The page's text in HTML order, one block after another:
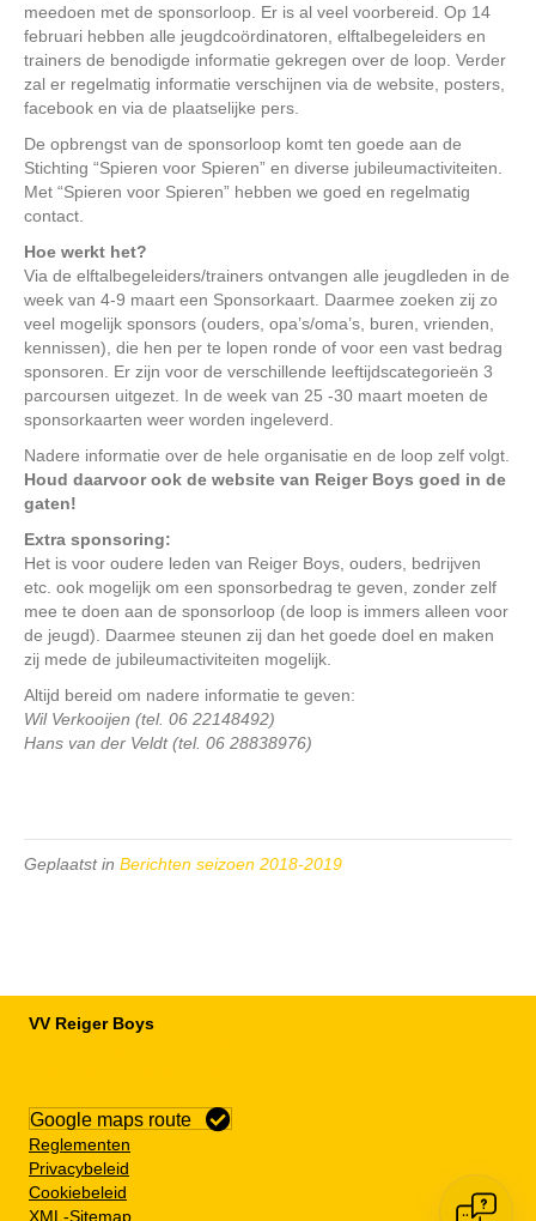
meedoen met de sponsorloop. Er is al veel voorbereid. Op 14
februari hebben alle jeugdcoördinatoren, elftalbegeleiders en
trainers de benodigde informatie gekregen over de loop. Verder
zal er regelmatig informatie verschijnen via de website, posters,
facebook en via de plaatselijke pers.
De opbrengst van de sponsorloop komt ten goede aan de
Stichting “Spieren voor Spieren” en diverse jubileumactiviteiten.
Met “Spieren voor Spieren” hebben we goed en regelmatig
contact.
Hoe werkt het?
Via de elftalbegeleiders/trainers ontvangen alle jeugdleden in de
week van 4-9 maart een Sponsorkaart. Daarmee zoeken zij zo
veel mogelijk sponsors (ouders, opa’s/oma’s, buren, vrienden,
kennissen), die hen per te lopen ronde of voor een vast bedrag
sponsoren. Er zijn voor de verschillende leeftijdscategorieën 3
parcoursen uitgezet. In de week van 25 -30 maart moeten de
sponsorkaarten weer worden ingeleverd.
Nadere informatie over de hele organisatie en de loop zelf volgt.
Houd daarvoor ook de website van Reiger Boys goed in de
gaten!
Extra sponsoring:
Het is voor oudere leden van Reiger Boys, ouders, bedrijven
etc. ook mogelijk om een sponsorbedrag te geven, zonder zelf
mee te doen aan de sponsorloop (de loop is immers alleen voor
de jeugd). Daarmee steunen zij dan het goede doel en maken
zij mede de jubileumactiviteiten mogelijk.
Altijd bereid om nadere informatie te geven:
Wil Verkooijen (tel. 06 22148492)
Hans van der Veldt (tel. 06 28838976)
Geplaatst in Berichten seizoen 2018-2019
VV Reiger Boys
Google maps route
Reglementen
Privacybeleid
Cookiebeleid
XML-Sitemap